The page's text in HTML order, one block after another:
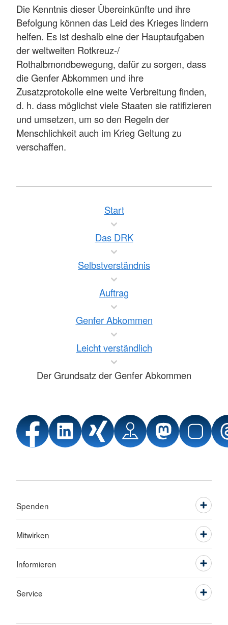
Die Kenntnis dieser Übereinkünfte und ihre
Befolgung können das Leid des Krieges lindern
helfen. Es ist deshalb eine der Hauptaufgaben
der weltweiten Rotkreuz-/
Rothalbmondbewegung, dafür zu sorgen, dass
die Genfer Abkommen und ihre
Zusatzprotokolle eine weite Verbreitung finden,
d. h. dass möglichst viele Staaten sie ratifizieren
und umsetzen, um so den Regeln der
Menschlichkeit auch im Krieg Geltung zu
verschaffen.
Start
Das DRK
Selbstverständnis
Auftrag
Genfer Abkommen
Leicht verständlich
Der Grundsatz der Genfer Abkommen
Spenden
Mitwirken
Informieren
Service